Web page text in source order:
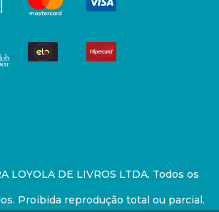
LOYOLA DE LIVROS LTDA. Todos os
Proibida reprodução total ou parcial.